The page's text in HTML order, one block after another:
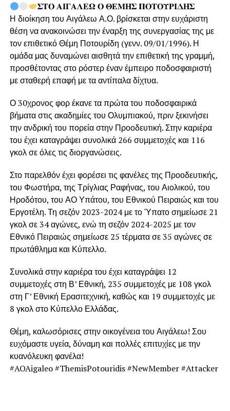
𝚺𝚻𝚶 𝚨𝚰𝚪𝚨𝚲𝚬𝛀 𝚶 𝚯𝚬𝚳𝚮𝚺 𝚷𝚶𝚻𝚶𝚼𝚸𝚰𝚫𝚮𝚺
Η διοίκηση του Αιγάλεω Α.Ο. βρίσκεται στην ευχάριστη
θέση να ανακοινώσει την έναρξη της συνεργασίας της με
τον επιθετικό Θέμη Ποτουρίδη (γενν. 09/01/1996). Η
ομάδα μας δυναμώνει αισθητά την επιθετική της γραμμή,
προσθέτοντας στο ρόστερ έναν έμπειρο ποδοσφαιριστή
με σταθερή επαφή με τα αντίπαλα δίχτυα.
Ο 30χρονος φορ έκανε τα πρώτα του ποδοσφαιρικά
βήματα στις ακαδημίες του Ολυμπιακού, πριν ξεκινήσει
την ανδρική του πορεία στην Προοδευτική. Στην καριέρα
του έχει καταγράψει συνολικά 266 συμμετοχές και 116
γκολ σε όλες τις διοργανώσεις.
Στο παρελθόν έχει φορέσει τις φανέλες της Προοδευτικής,
του Φωστήρα, της Τρίγλιας Ραφήνας, του Αιολικού, του
Ηροδότου, του ΑΟ Υπάτου, του Εθνικού Πειραιώς και του
Εργοτέλη. Τη σεζόν 2023-2024 με το Ύπατο σημείωσε 21
γκολ σε 34 αγώνες, ενώ τη σεζόν 2024-2025 με τον
Εθνικό Πειραιώς σημείωσε 25 τέρματα σε 35 αγώνες σε
πρωτάθλημα και Κύπελλο.
Συνολικά στην καριέρα του έχει καταγράψει 12
συμμετοχές στη Β’ Εθνική, 235 συμμετοχές με 108 γκολ
στη Γ’ Εθνική Ερασιτεχνική, καθώς και 19 συμμετοχές με
8 γκολ στο Κύπελλο Ελλάδας.
Θέμη, καλωσόρισες στην οικογένεια του Αιγάλεω! Σου
ευχόμαστε υγεία, δύναμη και πολλές επιτυχίες με την
κυανόλευκη φανέλα!
#AOAigaleo #ThemisPotouridis #NewMember #Attacker